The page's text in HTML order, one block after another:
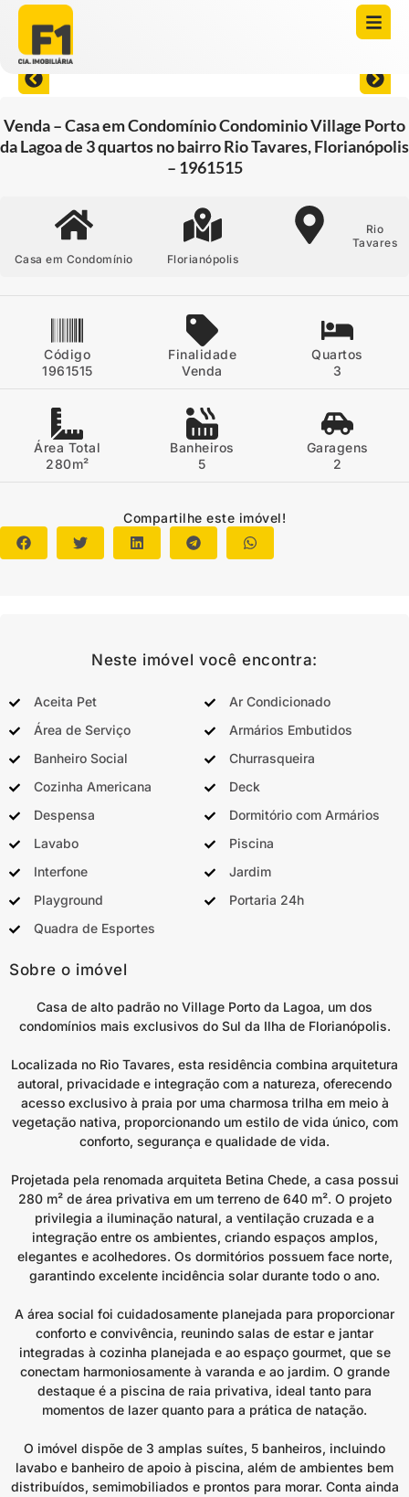
Venda – Casa em Condomínio Condominio Village Porto
da Lagoa de 3 quartos no bairro Rio Tavares, Florianópolis
– 1961515
Casa em Condomínio Florianópolis
Rio
Tavares
Código
1961515
Finalidade
Venda
Quartos
3
Área Total
280m²
Banheiros
5
Garagens
2
Compartilhe este imóvel!
Neste imóvel você encontra:
Aceita Pet
Ar Condicionado
Área de Serviço
Armários Embutidos
Banheiro Social
Churrasqueira
Cozinha Americana
Deck
Despensa
Dormitório com Armários
Lavabo
Piscina
Interfone
Jardim
Playground
Portaria 24h
Quadra de Esportes
Sobre o imóvel
Casa de alto padrão no Village Porto da Lagoa, um dos
condomínios mais exclusivos do Sul da Ilha de Florianópolis.
Localizada no Rio Tavares, esta residência combina arquitetura
autoral, privacidade e integração com a natureza, oferecendo
acesso exclusivo à praia por uma charmosa trilha em meio à
vegetação nativa, proporcionando um estilo de vida único, com
conforto, segurança e qualidade de vida.
Projetada pela renomada arquiteta Betina Chede, a casa possui
280 m² de área privativa em um terreno de 640 m². O projeto
privilegia a iluminação natural, a ventilação cruzada e a
integração entre os ambientes, criando espaços amplos,
elegantes e acolhedores. Os dormitórios possuem face norte,
garantindo excelente incidência solar durante todo o ano.
A área social foi cuidadosamente planejada para proporcionar
conforto e convivência, reunindo salas de estar e jantar
integradas à cozinha planejada e ao espaço gourmet, que se
conectam harmoniosamente à varanda e ao jardim. O grande
destaque é a piscina de raia privativa, ideal tanto para
momentos de lazer quanto para a prática de natação.
O imóvel dispõe de 3 amplas suítes, 5 banheiros, incluindo
lavabo e banheiro de apoio à piscina, além de ambientes bem
distribuídos, semimobiliados e prontos para morar. Conta ainda